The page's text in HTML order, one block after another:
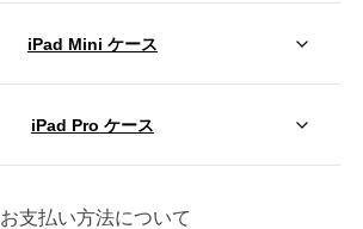
iPad Mini ケース
iPad Pro ケース
お支払い方法について